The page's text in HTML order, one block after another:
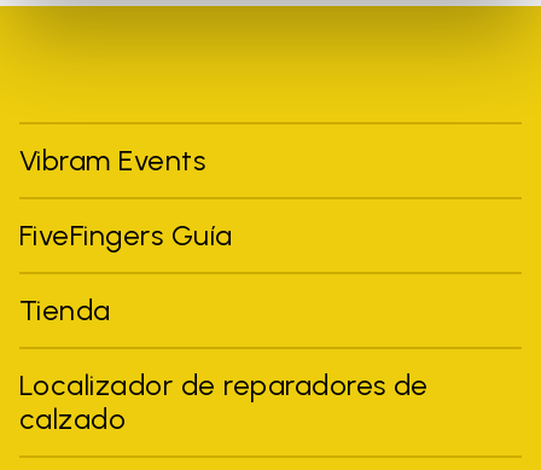
Vibram Events
FiveFingers Guía
Tienda
Localizador de reparadores de
calzado